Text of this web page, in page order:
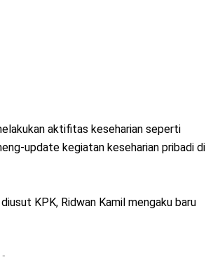
aktifitas keseharian seperti
update kegiatan keseharian pribadi di
KPK, Ridwan Kamil mengaku baru
-